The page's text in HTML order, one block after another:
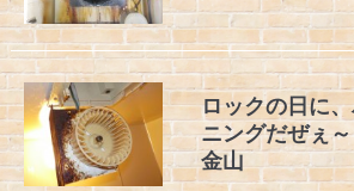
ロックの日に
ニングだぜぇ
金山